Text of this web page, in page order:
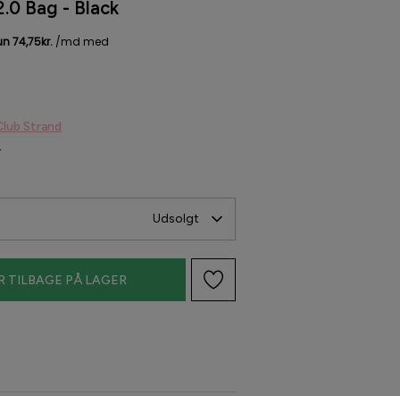
Bag - Black
Strand
Udsolgt
TILBAGE PÅ LAGER